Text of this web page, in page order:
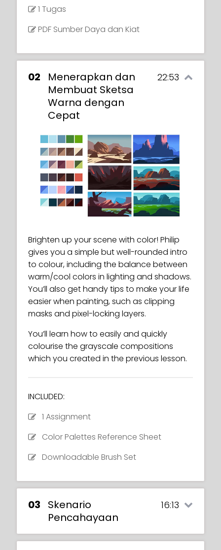
1 Tugas
PDF Sumber Daya dan Kiat
02
Menerapkan dan
Membuat Sketsa
Warna dengan
Cepat
22:53
Brighten up your scene with color! Philip
gives you a simple but well-rounded intro
to colour, including the balance between
warm/cool colors in lighting and shadows.
You’ll also get handy tips to make your life
easier when painting, such as clipping
masks and pixel-locking layers.
You’ll learn how to easily and quickly
colourise the grayscale compositions
which you created in the previous lesson.
INCLUDED:
1 Assignment
Color Palettes Reference Sheet
Downloadable Brush Set
03
Skenario
Pencahayaan
16:13